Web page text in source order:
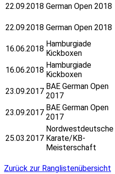
22.09.2018 German Open 2018
22.09.2018 German Open 2018
16.06.2018
Hamburgiade
Kickboxen
16.06.2018
Hamburgiade
Kickboxen
23.09.2017
BAE German Open
2017
23.09.2017
BAE German Open
2017
25.03.2017
Nordwestdeutsche
Karate/KB-
Meisterschaft
Zurück zur Ranglistenübersicht